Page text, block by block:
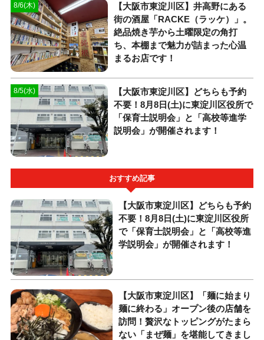
8/6(木)
【大阪市東淀川区】井高野にある
街の酒屋「RACKE（ラッケ）」。
絶品焼き芋から土曜限定の角打
ち、本棚まで魅力が詰まった心温
まるお店です！
8/5(水)
【大阪市東淀川区】どちらも予約
不要！8月8日(土)に東淀川区役所で
「保育士説明会」と「高校等進学
説明会」が開催されます！
おすすめ記事
【大阪市東淀川区】どちらも予約
不要！8月8日(土)に東淀川区役所
で「保育士説明会」と「高校等進
学説明会」が開催されます！
【大阪市東淀川区】「麺に始まり
麺に終わる」オープン後の店舗を
訪問！贅沢なトッピングがたまら
ない「まぜ麺」を堪能してきまし